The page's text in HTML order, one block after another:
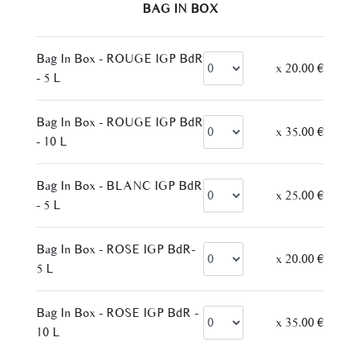
– BAG IN BOX –
Bag In Box - ROUGE IGP BdR
- 5 L
x 20.00 €
Bag In Box - ROUGE IGP BdR
- 10 L
x 35.00 €
Bag In Box - BLANC IGP BdR
- 5 L
x 25.00 €
Bag In Box - ROSE IGP BdR-
5 L
x 20.00 €
Bag In Box - ROSE IGP BdR -
10 L
x 35.00 €